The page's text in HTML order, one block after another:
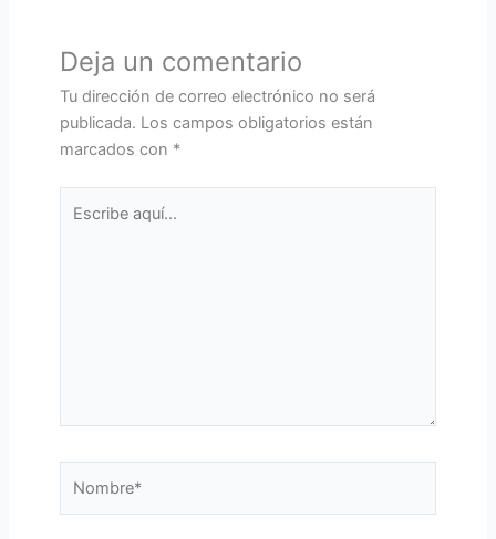
Deja un comentario
Tu dirección de correo electrónico no será
publicada. Los campos obligatorios están
marcados con *
aquí...